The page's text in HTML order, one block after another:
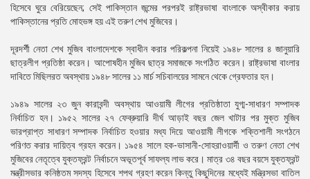
বিএনপি-
জামায়াত
সংগঠন
ইশতেহার
হিসেবে ঘুরে বেরিয়েছেন; সেই পাকিস্তান জন্মের পরপরই রাষ্ট্রভাষা বাংলাকে অস্বীকার করায়
পাকিস্তানের প্রতি মোহভঙ্গ হয় এই তরুণ শেখ মুজিবের।
দূরদর্শী নেতা শেখ মুজিব বাংলাদেশকে স্বাধীন করার পরিকল্পনা নিয়েই ১৯৪৮ সালের ৪ জানুয়ারি
ছাত্রলীগ প্রতিষ্ঠা করেন। আপোষহীন মুজিব ছাত্র সমাজকে সংগঠিত করেন। রাষ্ট্রভাষা বাংলার
দাবিতে মিছিলরত অবস্থায় ১৯৪৮ সালের ১১ মার্চ সচিবালয়ের সামনে থেকে গ্রেফতার হন।
১৯৪৯ সালের ২৩ জুন কারাবন্দী অবস্থায় আওয়ামী লীগের প্রতিষ্ঠাতা যুগ্ম-সাধারণ সম্পাদক
নির্বাচিত হন। ১৯৫২ সালের ২৭ ফেব্রুয়ারি দীর্ঘ আড়াই বছর জেল খাটার পর মুক্ত মুজিব
ভারপ্রাপ্ত সাধারণ সম্পাদক নির্বাচিত হওয়ার মধ্য দিয়ে আওয়ামী লীগকে শক্তিশালী সংগঠনে
পরিণত করার দায়িত্ব গ্রহন করেন। ১৯৫৪ সালে হক-ভাসানী-সোহরাওয়ার্দী ও তরুণ নেতা শেখ
মুজিবের নেতৃত্বে যুক্তফ্রন্ট নির্বাচনে অভূতপূর্ব সাফল্য লাভ করে। মাত্র ৩৪ বছর বয়সে যুক্তফ্রন্ট
মন্ত্রীসভার কনিষ্ঠতম সদস্য হিসেবে শপথ গ্রহণ করেন কিন্তু কিছুদিনের মধ্যেই মন্ত্রিসভা বাতিল